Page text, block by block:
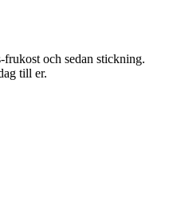
och sedan stickning.
till er.